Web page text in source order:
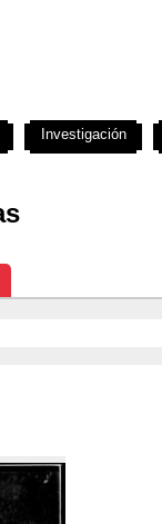
Investigación